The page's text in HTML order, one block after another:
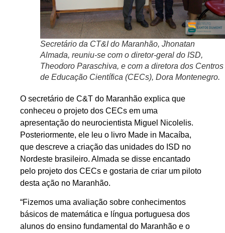
Secretário da CT&I do Maranhão, Jhonatan
Almada, reuniu-se com o diretor-geral do ISD,
Theodoro Paraschiva, e com a diretora dos Centros
de Educação Científica (CECs), Dora Montenegro.
O secretário de C&T do Maranhão explica que
conheceu o projeto dos CECs em uma
apresentação do neurocientista Miguel Nicolelis.
Posteriormente, ele leu o livro Made in Macaíba,
que descreve a criação das unidades do ISD no
Nordeste brasileiro. Almada se disse encantado
pelo projeto dos CECs e gostaria de criar um piloto
desta ação no Maranhão.
“Fizemos uma avaliação sobre conhecimentos
básicos de matemática e língua portuguesa dos
alunos do ensino fundamental do Maranhão e o